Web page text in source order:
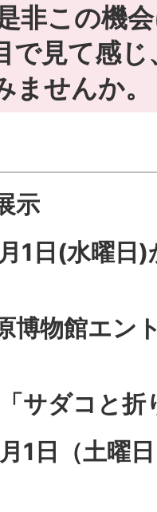
非この機
で見て感
せんか。
示
1日(水曜日
博物館エン
サダコと折
1日（土曜